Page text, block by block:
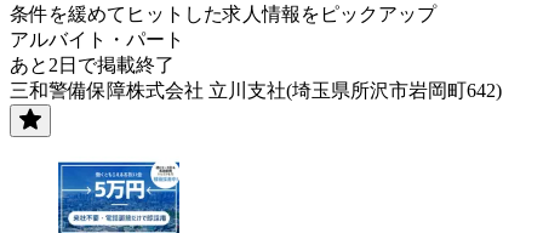
条件を緩めてヒットした求人情報をピックアップ
アルバイト・パート
あと2日で掲載終了
三和警備保障株式会社 立川支社(埼玉県所沢市岩岡町642)